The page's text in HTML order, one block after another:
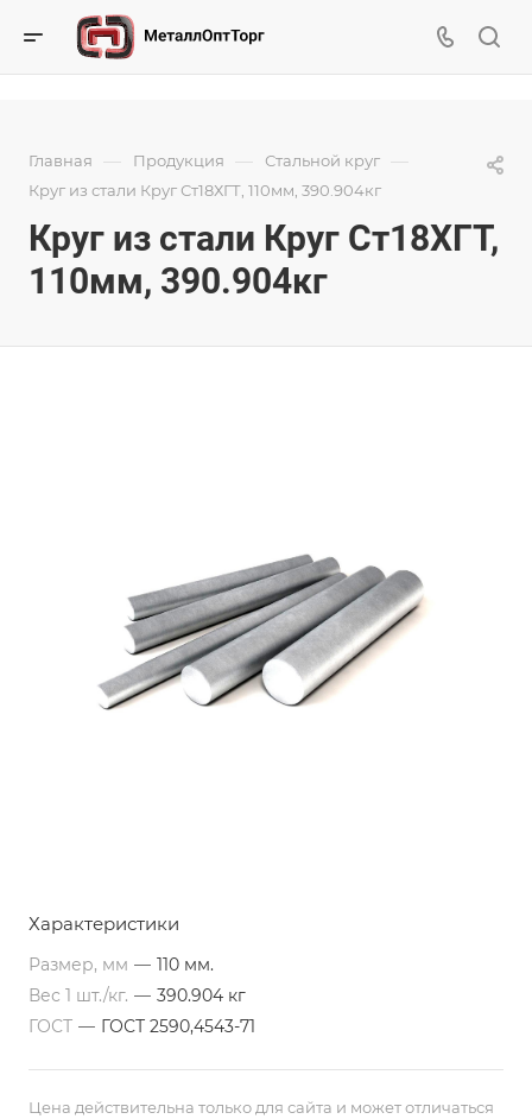
Главная — Продукция — Стальной круг —
Круг из стали Круг Ст18ХГТ, 110мм, 390.904кг
Круг из стали Круг Ст18ХГТ,
110мм, 390.904кг
Характеристики
Размер, мм — 110 мм.
Вес 1 шт./кг. — 390.904 кг
ГОСТ — ГОСТ 2590,4543-71
Цена действительна только для сайта и может отличаться